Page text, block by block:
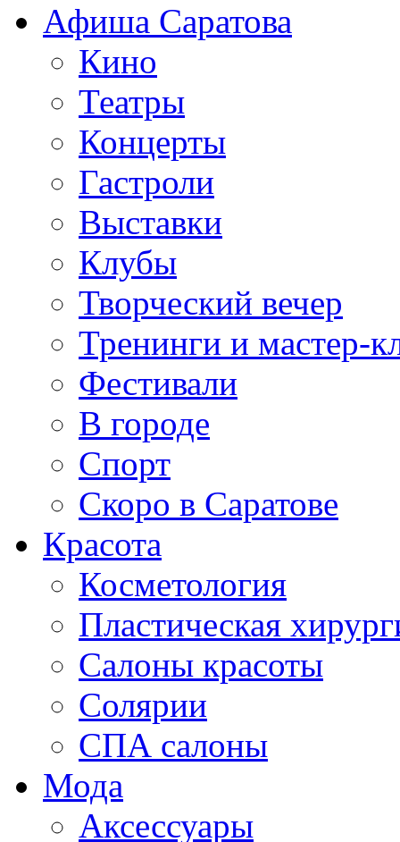
Афиша Саратова
Кино
Театры
Концерты
Гастроли
Выставки
Клубы
Творческий вечер
Тренинги и мастер-
Фестивали
В городе
Спорт
Скоро в Саратове
Красота
Косметология
Пластическая
Салоны красоты
Солярии
СПА салоны
Мода
Аксессуары